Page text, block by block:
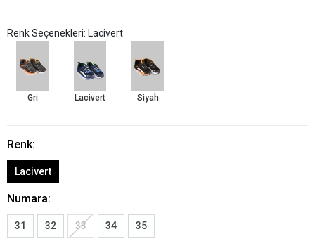
Renk Seçenekleri: Lacivert
Gri Lacivert Siyah
Renk:
Lacivert
Numara:
31 32 33 34 35